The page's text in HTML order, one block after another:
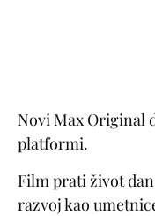
Novi Max Original
platformi.
Film prati život
razvoj kao